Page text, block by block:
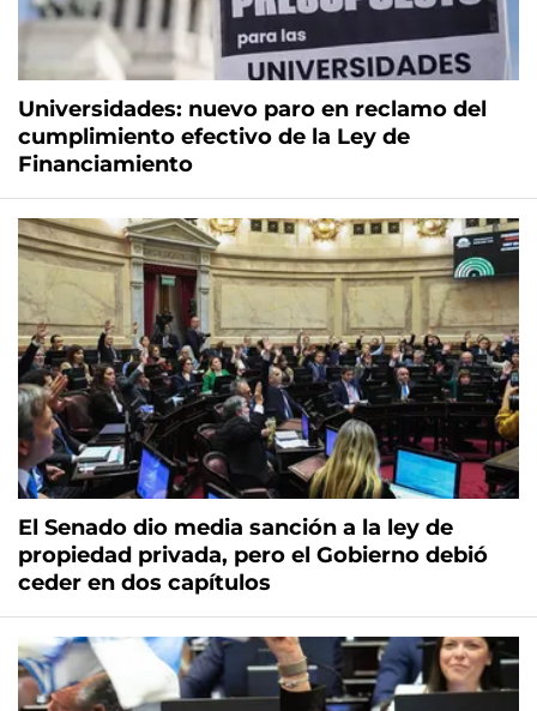
Universidades: nuevo paro en reclamo del
cumplimiento efectivo de la Ley de
Financiamiento
El Senado dio media sanción a la ley de
propiedad privada, pero el Gobierno debió
ceder en dos capítulos